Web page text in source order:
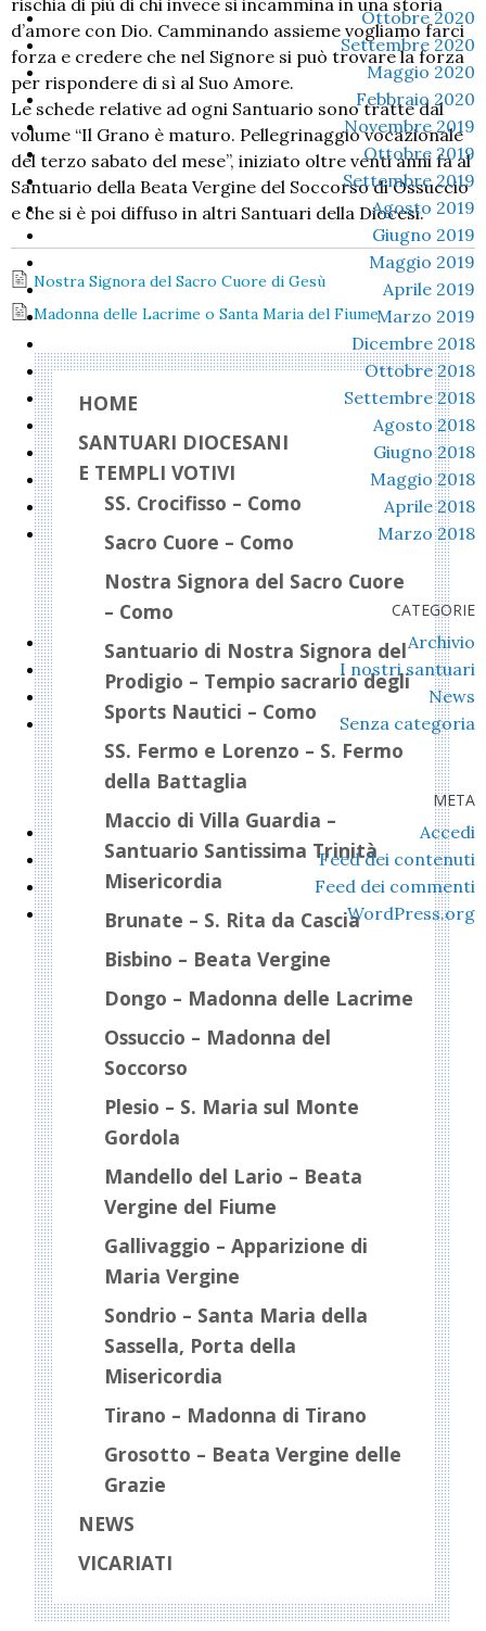
Ottobre 2020
Settembre 2020
Maggio 2020
Febbraio 2020
Novembre 2019
Ottobre 2019
Settembre 2019
Agosto 2019
Giugno 2019
Maggio 2019
Aprile 2019
Marzo 2019
Dicembre 2018
Ottobre 2018
Settembre 2018
Agosto 2018
Giugno 2018
Maggio 2018
Aprile 2018
Marzo 2018
CATEGORIE
Archivio
I nostri santuari
News
Senza categoria
META
Accedi
Feed dei contenuti
Feed dei commenti
WordPress.org
d’amore con Dio. Camminando assieme vogliamo farci
forza e credere che nel Signore si può trovare la forza
per rispondere di sì al Suo Amore.
Le schede relative ad ogni Santuario sono tratte dal
volume “Il Grano è maturo. Pellegrinaggio vocazionale
del terzo sabato del mese”, iniziato oltre venti anni fa al
Santuario della Beata Vergine del Soccorso di Ossuccio
e che si è poi diffuso in altri Santuari della Diocesi.
Nostra Signora del Sacro Cuore di Gesù
Madonna delle Lacrime o Santa Maria del Fiume
HOME
SANTUARI DIOCESANI
E TEMPLI VOTIVI
SS. Crocifisso – Como
Sacro Cuore – Como
Nostra Signora del Sacro Cuore
– Como
Santuario di Nostra Signora del
Prodigio – Tempio sacrario degli
Sports Nautici – Como
SS. Fermo e Lorenzo – S. Fermo
della Battaglia
Maccio di Villa Guardia –
Santuario Santissima Trinità
Misericordia
Brunate – S. Rita da Cascia
Bisbino – Beata Vergine
Dongo – Madonna delle Lacrime
Ossuccio – Madonna del
Soccorso
Plesio – S. Maria sul Monte
Gordola
Mandello del Lario – Beata
Vergine del Fiume
Gallivaggio – Apparizione di
Maria Vergine
Sondrio – Santa Maria della
Sassella, Porta della
Misericordia
Tirano – Madonna di Tirano
Grosotto – Beata Vergine delle
Grazie
NEWS
VICARIATI